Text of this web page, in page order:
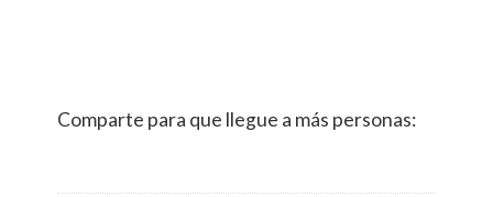
Comparte para que llegue a más personas: